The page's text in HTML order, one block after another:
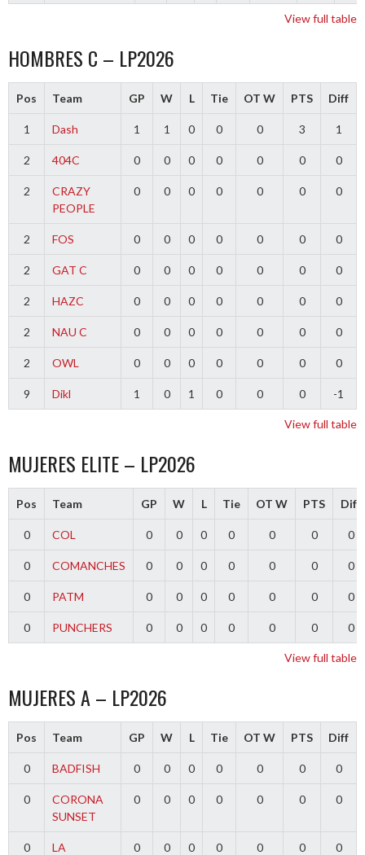
View full table
HOMBRES C – LP2026
Pos Team GP W L Tie OT W PTS Diff
1 Dash 1 1 0 0 0 3 1
2 404C 0 0 0 0 0 0 0
2
CRAZY
PEOPLE
0 0 0 0 0 0 0
2 FOS 0 0 0 0 0 0 0
2 GAT C 0 0 0 0 0 0 0
2 HAZC 0 0 0 0 0 0 0
2 NAU C 0 0 0 0 0 0 0
2 OWL 0 0 0 0 0 0 0
9 Dikl 1 0 1 0 0 0 -1
View full table
MUJERES ELITE – LP2026
Pos Team GP W L Tie OT W PTS Diff
0 COL 0 0 0 0 0 0 0
0 COMANCHES 0 0 0 0 0 0 0
0 PATM 0 0 0 0 0 0 0
0 PUNCHERS 0 0 0 0 0 0 0
View full table
MUJERES A – LP2026
Pos Team GP W L Tie OT W PTS Diff
0 BADFISH 0 0 0 0 0 0 0
0
CORONA
SUNSET
0 0 0 0 0 0 0
0
LA
0 0 0 0 0 0 0